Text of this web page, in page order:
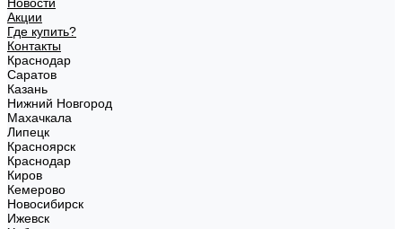
Акции
Где купить?
Контакты
Краснодар
Саратов
Казань
Нижний Новгород
Махачкала
Липецк
Красноярск
Краснодар
Киров
Кемерово
Новосибирск
Ижевск